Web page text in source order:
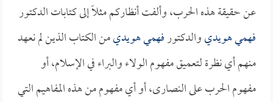
عن حقيقة هذه الحرب، وألفت أنظاركم مثلاً إلى كتابات الدكتور
فهمي هويديوالدكتورفهمي هويديمن الكتاب الذين لم نعهد
منهم أي نظرة لتعميق مفهوم الولاء والبراء في الإسلام، أو
مفهوم الحرب على النصارى، أو أي مفهوم من هذه المفاهيم التي